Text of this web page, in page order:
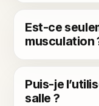
Est-ce
musculation
Puis-je
salle ?